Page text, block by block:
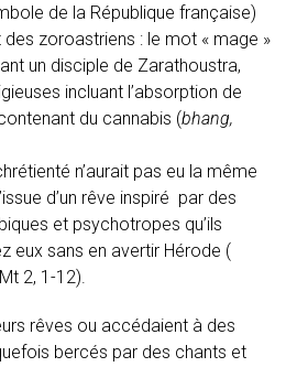
de la République française)
zoroastriens : le mot « mage »
un disciple de Zarathoustra,
incluant l’absorption de
du cannabis (bhang,
n’aurait pas eu la même
d’un rêve inspiré par des
et psychotropes qu’ils
eux sans en avertir Hérode (
2, 1-12).
rêves ou accédaient à des
bercés par des chants et